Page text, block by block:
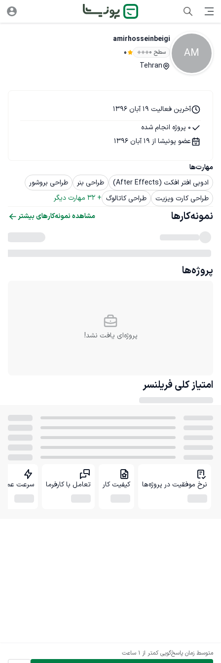
AM
amirhosseinbeigi
سطح ۰ 0
Tehran
متوسط زمان پاسخ‌گویی کمتر از 1 ساعت
مهارت‌ها
ادوبی افتر افکت (After Effects)
طراحی بنر
طراحی بروشور
طراحی کارت ویزیت
طراحی کاتالوگ +
32 مهارت دیگر
آخرین فعالیت 19 آبان 1396
0 پروژه انجام شده
عضو پونیشا از 19 آبان 1396
نمونه‌کارها مشاهده نمونه‌کارهای بیشتر
پروژه‌ها
پروژه‌ای یافت نشد!
امتیاز کلی فریلنسر
نرخ موفقیت در پروژه‌ها کیفیت کار تعامل با کارفرما سرعت عمل